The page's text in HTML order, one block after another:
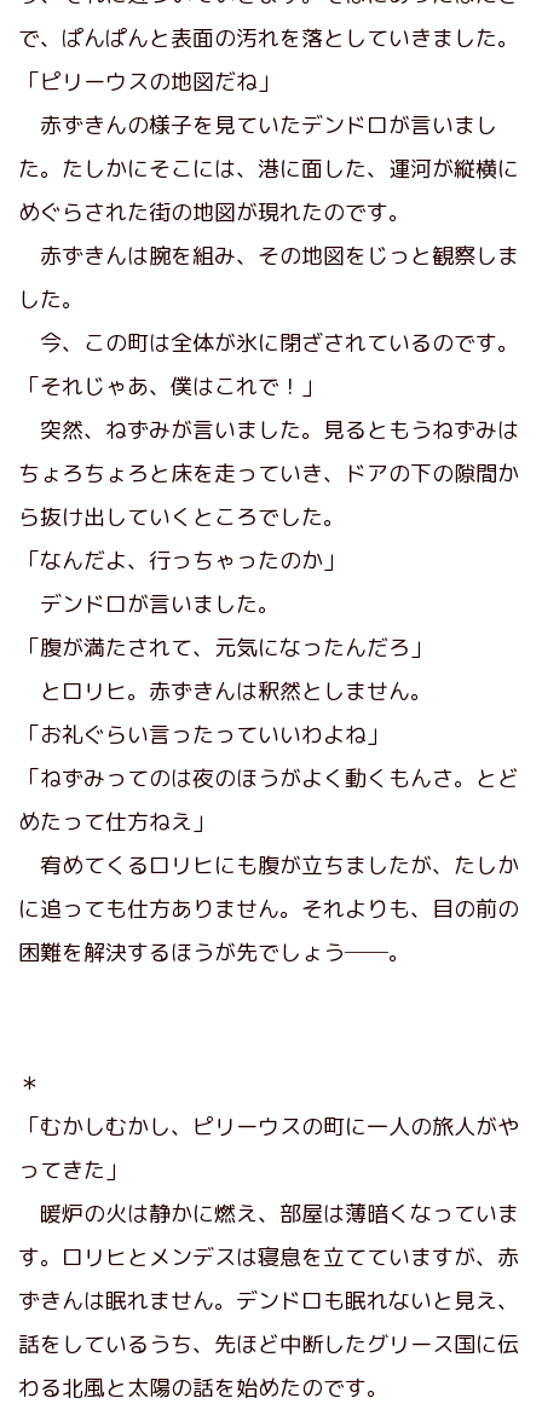
で、ぱんぱんと表面の汚れを落としていきました。
「ピリーウスの地図だね」
赤ずきんの様子を見ていたデンドロが言いまし
た。たしかにそこには、港に面した、運河が縦横に
めぐらされた街の地図が現れたのです。
赤ずきんは腕を組み、その地図をじっと観察しま
した。
今、この町は全体が氷に閉ざされているのです。
「それじゃあ、僕はこれで！」
突然、ねずみが言いました。見るともうねずみは
ちょろちょろと床を走っていき、ドアの下の隙間か
ら抜け出していくところでした。
「なんだよ、行っちゃったのか」
デンドロが言いました。
「腹が満たされて、元気になったんだろ」
とロリヒ。赤ずきんは釈然としません。
「お礼ぐらい言ったっていいわよね」
「ねずみってのは夜のほうがよく動くもんさ。とど
めたって仕方ねえ」
宥めてくるロリヒにも腹が立ちましたが、たしか
に追っても仕方ありません。それよりも、目の前の
困難を解決するほうが先でしょう──。
＊
「むかしむかし、ピリーウスの町に一人の旅人がや
ってきた」
暖炉の火は静かに燃え、部屋は薄暗くなっていま
す。ロリヒとメンデスは寝息を立てていますが、赤
ずきんは眠れません。デンドロも眠れないと見え、
話をしているうち、先ほど中断したグリース国に伝
わる北風と太陽の話を始めたのです。